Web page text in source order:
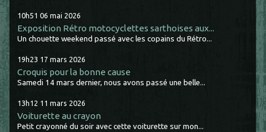
10h51 06 mai 2026
Exposition Rétro motocyclettes sarthoises aux...
Un chouette weekend passé avec les copains du Rétro...
19h23 17 mars 2026
Croquis pour la bonne cause
Samedi 14 mars dernier, nous avons passé une belle...
13h12 11 mars 2026
Voiturette au crayon
Petit crayonné du soir avec cette voiturette sur mon...